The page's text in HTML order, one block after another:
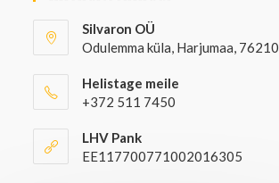
Silvaron OÜ
Odulemma küla, Harjumaa, 76210
Helistage meile
+372 511 7450
LHV Pank
EE117700771002016305